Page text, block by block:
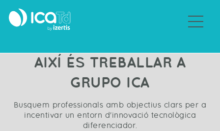
AIXÍ ÉS TREBALLAR A
GRUPO ICA
Busquem professionals amb objectius clars per a
incentivar un entorn d'innovació tecnològica
diferenciador.